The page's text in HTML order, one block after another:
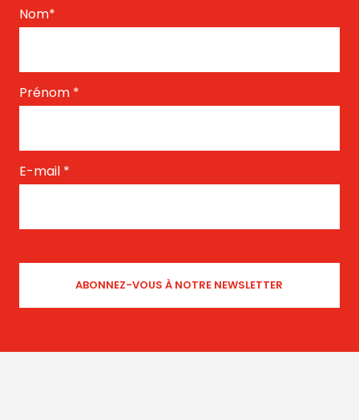
Nom*
Prénom *
E-mail *